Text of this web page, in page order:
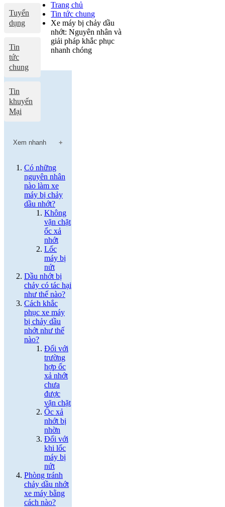
Tuyển
dụng
Tin
tức
chung
Tin
khuyến
Mại
Trang chủ
Tin tức chung
Xe máy bị chảy dầu
nhớt: Nguyên nhân và
giải pháp khắc phục
nhanh chóng
Xem nhanh
Có những
nguyên nhân
nào làm xe
máy bị chảy
dầu nhớt?
Không
vặn chặt
ốc xả
nhớt
Lốc
máy bị
nứt
Dầu nhớt bị
chảy có tác hại
như thế nào?
Cách khắc
phục xe máy
bị chảy dầu
nhớt như thế
nào?
Đối với
trường
hợp ốc
xả nhớt
chưa
được
vặn chặt
Ốc xả
nhớt bị
nhờn
Đối với
khi lốc
máy bị
nứt
Phòng tránh
chảy dầu nhớt
xe máy bằng
cách nào?